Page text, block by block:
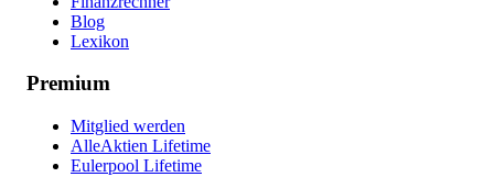
Blog
Lexikon
Premium
Mitglied werden
AlleAktien Lifetime
Eulerpool Lifetime